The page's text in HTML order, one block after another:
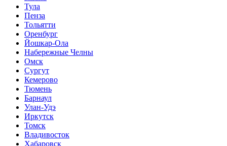
Тула
Пенза
Тольятти
Оренбург
Йошкар-Ола
Набережные Челны
Омск
Сургут
Кемерово
Тюмень
Барнаул
Улан-Удэ
Иркутск
Томск
Владивосток
Хабаровск